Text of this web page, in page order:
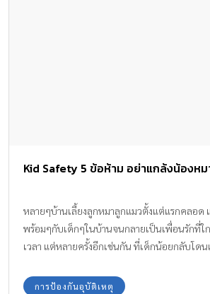
Kid Safety 5 ข้อห้าม อย่าแกล้งน้องหม
หลายๆบ้านเลี้ยงลูกหมาลูกแมวตั้งแต่แรกคลอด
พร้อมๆกับเด็กๆในบ้านจนกลายเป็นเพื่อนรักที่
เวลา แต่หลายครั้งอีกเช่นกัน ที่เด็กน้อยกลับโดน
ดึงพวกมันในเวลาที่ไม่เหมาะสม ทำให้มันตกใจห
การป้องกันอุบัติเหตุ